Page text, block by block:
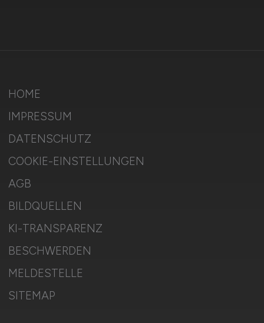
HOME
IMPRESSUM
DATENSCHUTZ
COOKIE-EINSTELLUNGEN
AGB
BILDQUELLEN
KI-TRANSPARENZ
BESCHWERDEN
MELDESTELLE
SITEMAP